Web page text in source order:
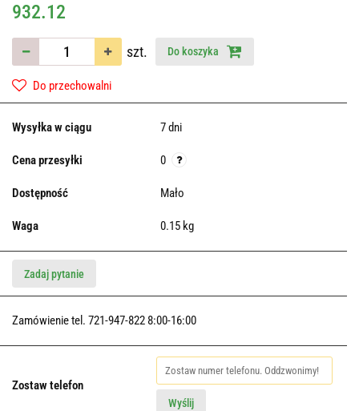
932.12
szt. Do koszyka
Do przechowalni
Wysyłka w ciągu 7 dni
Cena przesyłki 0
Dostępność Mało
Waga 0.15 kg
Zadaj pytanie
Zamówienie tel. 721-947-822 8:00-16:00
Zostaw telefon
Wyślij